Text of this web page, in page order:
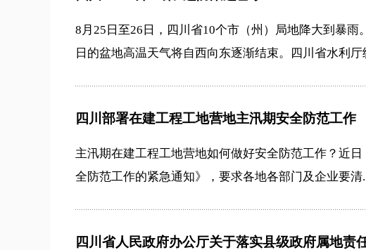
8月25日至26日，四川省10个市（州）局地降大到暴
日的盆地高温天气将自西向东逐渐结束。四川省水利厅
四川部署在建工程工地营地主汛期安全防范工作
主汛期在建工程工地营地如何做好安全防范工作？近
全防范工作的紧急通知》，要求各地各部门及企业要清
四川省人民政府办公厅关于落实县级政府属地责